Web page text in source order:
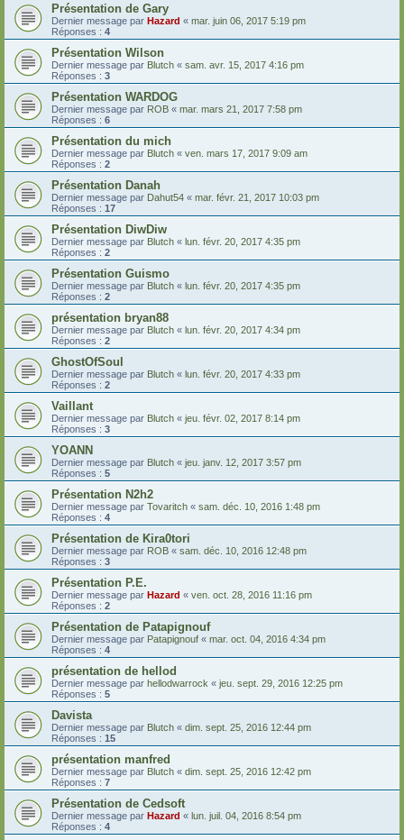
Présentation de Gary
Dernier message par Hazard « mar. juin 06, 2017 5:19 pm
Réponses : 4
Présentation Wilson
Dernier message par Blutch « sam. avr. 15, 2017 4:16 pm
Réponses : 3
Présentation WARDOG
Dernier message par ROB « mar. mars 21, 2017 7:58 pm
Réponses : 6
Présentation du mich
Dernier message par Blutch « ven. mars 17, 2017 9:09 am
Réponses : 2
Présentation Danah
Dernier message par Dahut54 « mar. févr. 21, 2017 10:03 pm
Réponses : 17
Présentation DiwDiw
Dernier message par Blutch « lun. févr. 20, 2017 4:35 pm
Réponses : 2
Présentation Guismo
Dernier message par Blutch « lun. févr. 20, 2017 4:35 pm
Réponses : 2
présentation bryan88
Dernier message par Blutch « lun. févr. 20, 2017 4:34 pm
Réponses : 2
GhostOfSoul
Dernier message par Blutch « lun. févr. 20, 2017 4:33 pm
Réponses : 2
Vaillant
Dernier message par Blutch « jeu. févr. 02, 2017 8:14 pm
Réponses : 3
YOANN
Dernier message par Blutch « jeu. janv. 12, 2017 3:57 pm
Réponses : 5
Présentation N2h2
Dernier message par Tovaritch « sam. déc. 10, 2016 1:48 pm
Réponses : 4
Présentation de Kira0tori
Dernier message par ROB « sam. déc. 10, 2016 12:48 pm
Réponses : 3
Présentation P.E.
Dernier message par Hazard « ven. oct. 28, 2016 11:16 pm
Réponses : 2
Présentation de Patapignouf
Dernier message par Patapignouf « mar. oct. 04, 2016 4:34 pm
Réponses : 4
présentation de hellod
Dernier message par hellodwarrock « jeu. sept. 29, 2016 12:25 pm
Réponses : 5
Davista
Dernier message par Blutch « dim. sept. 25, 2016 12:44 pm
Réponses : 15
présentation manfred
Dernier message par Blutch « dim. sept. 25, 2016 12:42 pm
Réponses : 7
Présentation de Cedsoft
Dernier message par Hazard « lun. juil. 04, 2016 8:54 pm
Réponses : 4